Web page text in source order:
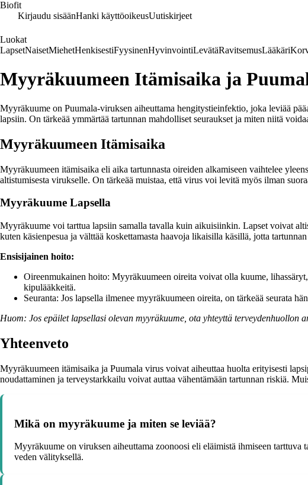
Biofit
Kirjaudu sisäänHanki käyttöoikeusUutiskirjeet
Luokat
LapsetNaisetMiehetHenkisestiFyysinenHyvinvointiLevätäRavitsemusLääkäri
Myyräkuumeen Itämisaika ja
Myyräkuume on Puumala-viruksen aiheuttama hengitystieinfektio, joka leviää
lapsiin. On tärkeää ymmärtää tartunnan mahdolliset seuraukset ja miten niitä
Myyräkuumeen Itämisaika
Myyräkuumeen itämisaika eli aika tartunnasta oireiden alkamiseen vaihtelee
altistumisesta virukselle. On tärkeää muistaa, että virus voi levitä myös ilman
Myyräkuume Lapsella
Myyräkuume voi tarttua lapsiin samalla tavalla kuin aikuisiinkin. Lapset voivat
kuten käsienpesua ja välttää koskettamasta haavoja likaisilla käsillä, jotta
Ensisijainen hoito:
Oireenmukainen hoito: Myyräkuumeen oireita voivat olla kuume,
kipulääkkeitä.
Seuranta: Jos lapsella ilmenee myyräkuumeen oireita, on tärkeää seurata
Huom: Jos epäilet lapsellasi olevan myyräkuume, ota yhteyttä terveydenhuollon
Yhteenveto
Myyräkuumeen itämisaika ja Puumala virus voivat aiheuttaa huolta erityisesti
noudattaminen ja terveystarkkailu voivat auttaa vähentämään tartunnan riskiä.
Mikä on myyräkuume ja miten se leviää?
Myyräkuume on viruksen aiheuttama zoonoosi eli eläimistä ihmiseen tarttuva
veden välityksellä.